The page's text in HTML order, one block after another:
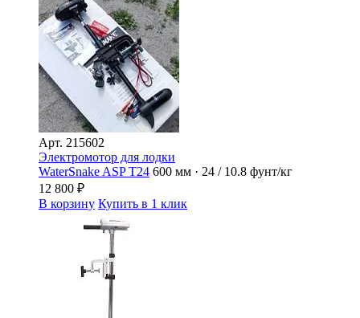
Арт. 215602
Электромотор для лодки
WaterSnake ASP T24 600 мм · 24 / 10.8 фунт/кг
12 800 ₽
В корзину Купить в 1 клик